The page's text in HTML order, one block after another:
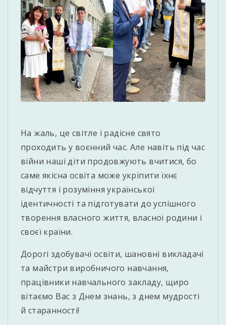
На жаль, це світле і радісне свято
проходить у воєнний час. Але навіть під час
війни наші діти продовжують вчитися, бо
саме якісна освіта може укріпити їхнє
відчуття і розуміння української
ідентичності та підготувати до успішного
творення власного життя, власної родини і
своєї країни.
Дорогі здобувачі освіти, шановні викладачі
та майстри виробничого навчання,
працівники навчального закладу, щиро
вітаємо Вас з Днем знань, з днем мудрості
й старанності!